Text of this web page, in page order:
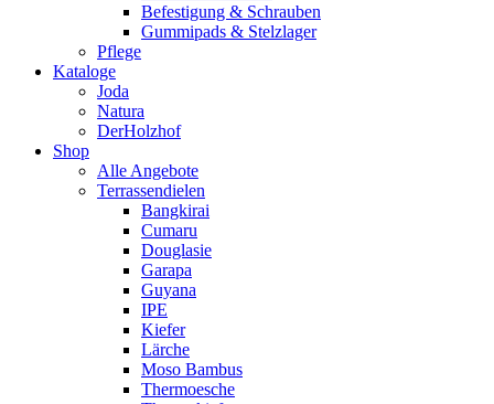
Befestigung & Schrauben
Gummipads & Stelzlager
Pflege
Kataloge
Joda
Natura
DerHolzhof
Shop
Alle Angebote
Terrassendielen
Bangkirai
Cumaru
Douglasie
Garapa
Guyana
IPE
Kiefer
Lärche
Moso Bambus
Thermoesche